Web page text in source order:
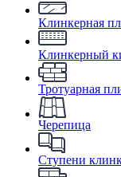
Клинкерная
Клинкерный
Тротуарная
Черепица
Ступени